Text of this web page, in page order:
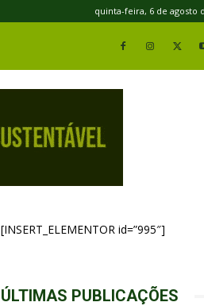
quinta-feira, 6 de agosto
[INSERT_ELEMENTOR id=”995″]
ÚLTIMAS PUBLICAÇÕES